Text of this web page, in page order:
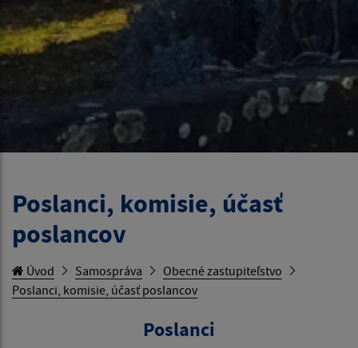
Poslanci, komisie, účasť
poslancov
Úvod Samospráva
Obecné zastupiteľstvo
Poslanci, komisie, účasť poslancov
Poslanci